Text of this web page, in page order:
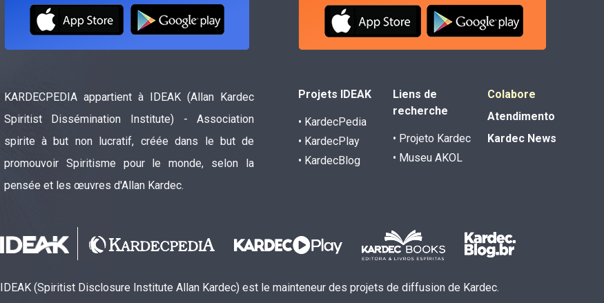
KARDECPEDIA appartient à IDEAK (Allan Kardec
Spiritist Dissémination Institute) - Association
spirite à but non lucratif, créée dans le but de
promouvoir Spiritisme pour le monde, selon la
pensée et les œuvres d'Allan Kardec.
Projets IDEAK
• KardecPedia
• KardecPlay
• KardecBlog
Liens de
recherche
• Projeto Kardec
• Museu AKOL
Colabore
Atendimento
Kardec News
IDEAK (Spiritist Disclosure Institute Allan Kardec) est le mainteneur des projets de diffusion de Kardec.